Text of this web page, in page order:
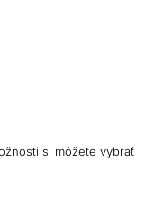
si môžete vybrať